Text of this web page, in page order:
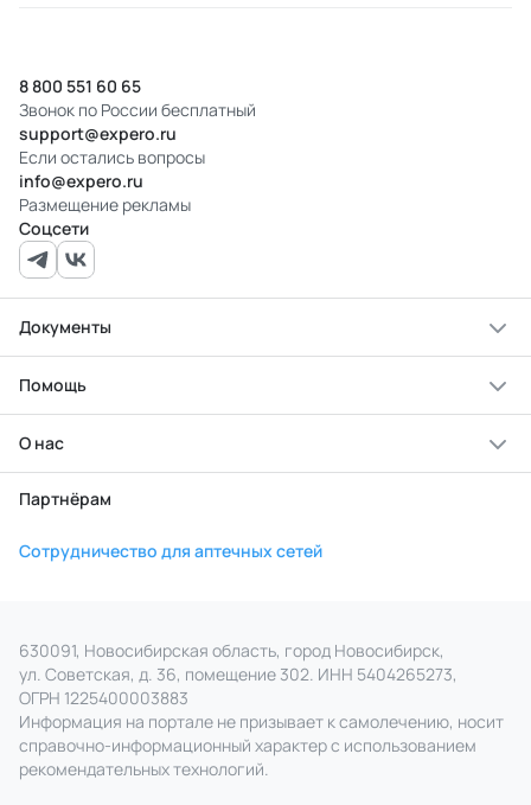
8 800 551 60 65
Звонок по России бесплатный
support@expero.ru
Если остались вопросы
info@expero.ru
Размещение рекламы
Соцсети
Документы
Помощь
О нас
Партнёрам
Сотрудничество для аптечных сетей
630091, Новосибирская область, город Новосибирск,
ул. Советская, д. 36, помещение 302. ИНН 5404265273,
ОГРН 1225400003883
Информация на портале не призывает к самолечению, носит
справочно‑информационный характер с использованием
рекомендательных технологий.